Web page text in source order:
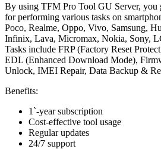
By using TFM Pro Tool GU Server, you
for performing various tasks on
Poco, Realme, Oppo, Vivo, Samsung,
Infinix, Lava, Micromax, Nokia, Sony,
Tasks include FRP (Factory Reset
EDL (Enhanced Download Mode),
Unlock, IMEI Repair, Data Backup &
Benefits:
1`-year subscription
Cost-effective tool usage
Regular updates
24/7 support